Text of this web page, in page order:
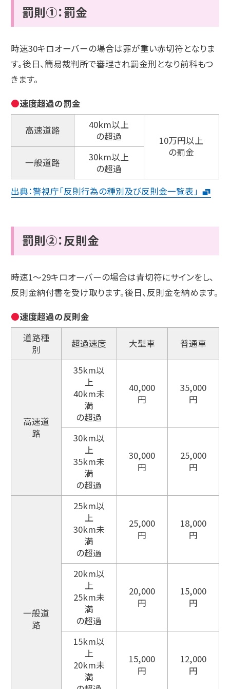
罰則①：罰金
時速30キロオーバーの場合は罪が重い赤切符となりま
す。後日、簡易裁判所で審理され罰金刑となり前科もつ
きます。
速度超過の罰金
高速道路
40km以上
の超過
10万円以上
の罰金
一般道路
30km以上
の超過
出典：警視庁「反則行為の種別及び反則金一覧表」
罰則②：反則金
時速1～29キロオーバーの場合は青切符にサインをし、
反則金納付書を受け取ります。後日、反則金を納めます。
速度超過の反則金
道路種
別
超過速度 大型車 普通車
高速道
路
35km以
上
40km未
満
の超過
40,000
円
35,000
円
30km以
上
35km未
満
の超過
30,000
円
25,000
円
一般道
路
25km以
上
30km未
満
の超過
25,000
円
18,000
円
20km以
上
25km未
満
の超過
20,000
円
15,000
円
15km以
上
20km未
満
15,000
円
12,000
円